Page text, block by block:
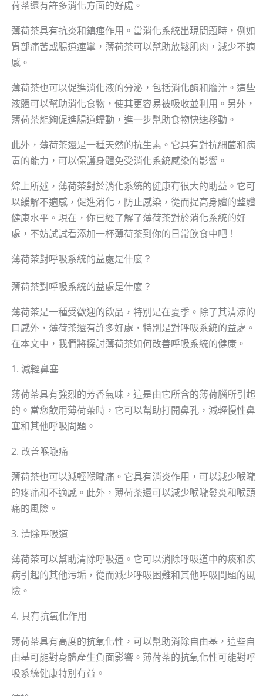
荷茶還有許多消化方面的好處。
薄荷茶具有抗炎和鎮痙作用。當消化系統出現問題時，例如
胃部痛苦或腸道痙攣，薄荷茶可以幫助放鬆肌肉，減少不適
感。
薄荷茶也可以促進消化液的分泌，包括消化酶和膽汁。這些
液體可以幫助消化食物，使其更容易被吸收並利用。另外，
薄荷茶能夠促進腸道蠕動，進一步幫助食物快速移動。
此外，薄荷茶還是一種天然的抗生素。它具有對抗細菌和病
毒的能力，可以保護身體免受消化系統感染的影響。
綜上所述，薄荷茶對於消化系統的健康有很大的助益。它可
以緩解不適感，促進消化，防止感染，從而提高身體的整體
健康水平。現在，你已經了解了薄荷茶對於消化系統的好
處，不妨試試看添加一杯薄荷茶到你的日常飲食中吧！
薄荷茶對呼吸系統的益處是什麼？
薄荷茶對呼吸系統的益處是什麼？
薄荷茶是一種受歡迎的飲品，特別是在夏季。除了其清涼的
口感外，薄荷茶還有許多好處，特別是對呼吸系統的益處。
在本文中，我們將探討薄荷茶如何改善呼吸系統的健康。
1. 減輕鼻塞
薄荷茶具有強烈的芳香氣味，這是由它所含的薄荷腦所引起
的。當您飲用薄荷茶時，它可以幫助打開鼻孔，減輕慢性鼻
塞和其他呼吸問題。
2. 改善喉嚨痛
薄荷茶也可以減輕喉嚨痛。它具有消炎作用，可以減少喉嚨
的疼痛和不適感。此外，薄荷茶還可以減少喉嚨發炎和喉頭
痛的風險。
3. 清除呼吸道
薄荷茶可以幫助清除呼吸道。它可以消除呼吸道中的痰和疾
病引起的其他污垢，從而減少呼吸困難和其他呼吸問題的風
險。
4. 具有抗氧化作用
薄荷茶具有高度的抗氧化性，可以幫助消除自由基，這些自
由基可能對身體產生負面影響。薄荷茶的抗氧化性可能對呼
吸系統健康特別有益。